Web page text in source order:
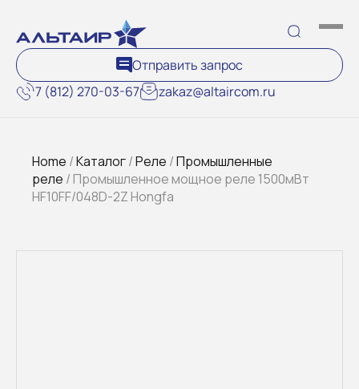
7 (812) 270-03-67 zakaz@altaircom.ru
Отправить запрос
Home /Каталог/Реле /Промышленные
реле / Промышленное мощное реле 1500мВт
HF10FF/048D-2Z Hongfa